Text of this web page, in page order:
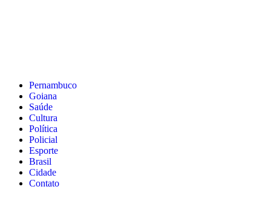
Pernambuco
Goiana
Saúde
Cultura
Política
Policial
Esporte
Brasil
Cidade
Contato